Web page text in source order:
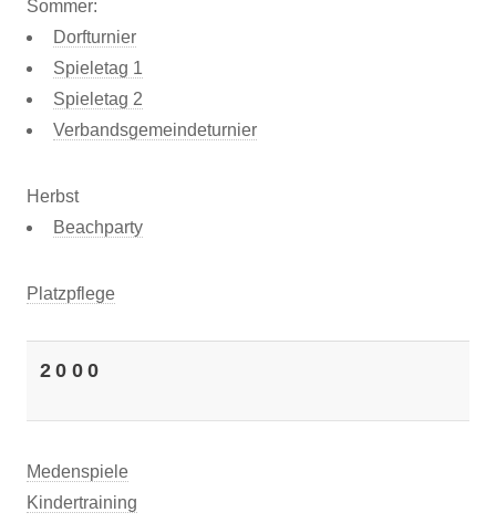
Sommer:
Dorfturnier
Spieletag 1
Spieletag 2
Verbandsgemeindeturnier
Herbst
Beachparty
Platzpflege
2000
Medenspiele
Kindertraining